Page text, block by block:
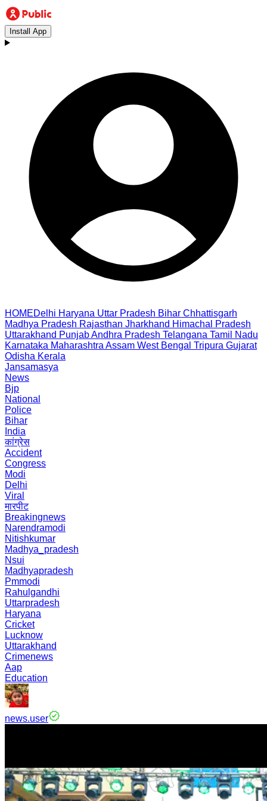
Install App
HOMEDelhi Haryana Uttar Pradesh Bihar Chhattisgarh
Madhya Pradesh Rajasthan Jharkhand Himachal Pradesh
Uttarakhand PunjabAndhra Pradesh Telangana Tamil Nadu
Karnataka Maharashtra Assam West Bengal Tripura Gujarat
Odisha Kerala
Jansamasya
News
Bjp
National
Police
Bihar
India
कांग्रेस
Accident
Congress
Modi
Delhi
Viral
मारपीट
Breakingnews
Narendramodi
Nitishkumar
Madhya_pradesh
Nsui
Madhyapradesh
Pmmodi
Rahulgandhi
Uttarpradesh
Haryana
Cricket
Lucknow
Uttarakhand
Crimenews
Aap
Education
news.user